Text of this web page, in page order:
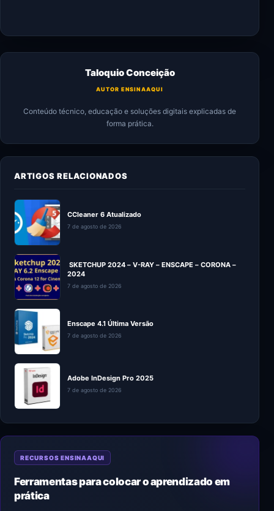
Taloquio Conceição
AUTOR ENSINAAQUI
Conteúdo técnico, educação e soluções digitais explicadas de
forma prática.
ARTIGOS RELACIONADOS
CCleaner 6 Atualizado
7 de agosto de 2026
SKETCHUP 2024 – V-RAY – ENSCAPE – CORONA –
2024
7 de agosto de 2026
Enscape 4.1 Última Versão
7 de agosto de 2026
Adobe InDesign Pro 2025
7 de agosto de 2026
RECURSOS ENSINAAQUI
Ferramentas para colocar o aprendizado em
prática